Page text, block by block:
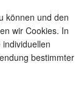
können und den
wir Cookies. In
bestimmter